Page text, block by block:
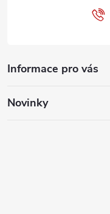
Informace pro vás
Novinky